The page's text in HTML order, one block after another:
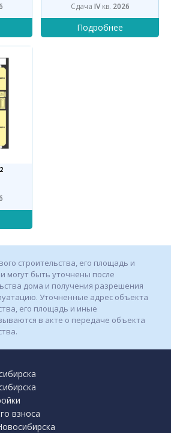
Сдача IVкв. 2026
2
строительства, его площадь и
могут быть уточнены после
дома и получения разрешения
Уточненные адрес объекта
его площадь и иные
в акте о передаче объекта
взноса